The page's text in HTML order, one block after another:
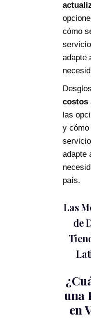
cómo
adapte
costos
las
y cómo
adapte
país.
Las
de
una
en